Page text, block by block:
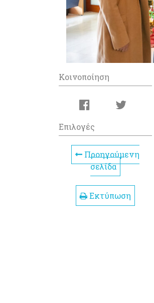
Κοινοποίηση
Επιλογές
Προηγούμενη
σελίδα
Εκτύπωση